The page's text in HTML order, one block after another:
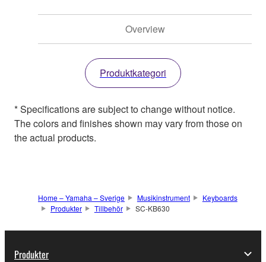
Overview
Produktkategori
* Specifications are subject to change without notice.
The colors and finishes shown may vary from those on
the actual products.
Home – Yamaha – Sverige Musikinstrument
Keyboards
Produkter
Tillbehör SC-KB630
Produkter